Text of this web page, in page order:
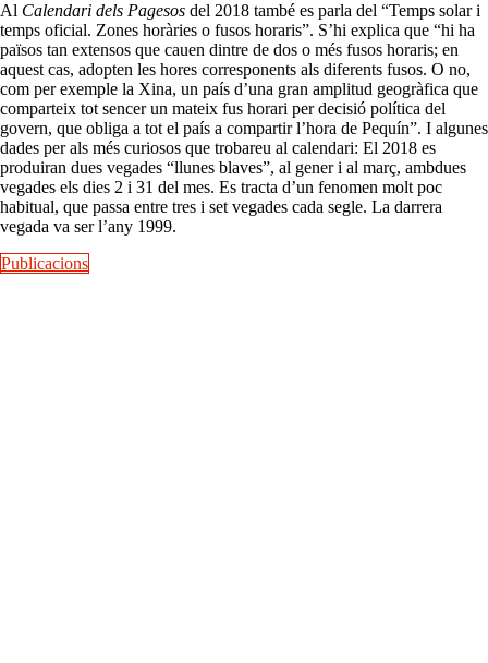
Al Calendari dels Pagesos del 2018 també es parla del “Temps solar i
temps oficial. Zones horàries o fusos horaris”. S’hi explica que “hi ha
països tan extensos que cauen dintre de dos o més fusos horaris; en
aquest cas, adopten les hores corresponents als diferents fusos. O no,
com per exemple la Xina, un país d’una gran amplitud geogràfica que
comparteix tot sencer un mateix fus horari per decisió política del
govern, que obliga a tot el país a compartir l’hora de Pequín”. I algunes
dades per als més curiosos que trobareu al calendari: El 2018 es
produiran dues vegades “llunes blaves”, al gener i al març, ambdues
vegades els dies 2 i 31 del mes. Es tracta d’un fenomen molt poc
habitual, que passa entre tres i set vegades cada segle. La darrera
vegada va ser l’any 1999.
Publicacions